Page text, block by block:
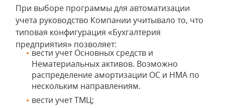
При выборе программы для автоматизации
учета руководство Компании учитывало то, что
типовая конфигурация «Бухгалтерия
предприятия» позволяет:
вести учет Основных средств и
Нематериальных активов. Возможно
распределение амортизации ОС и НМА по
нескольким направлениям.
вести учет ТМЦ;